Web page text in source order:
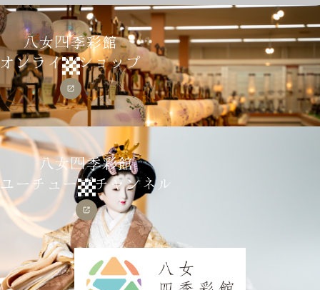
私たちの想い 企業情報
職人紹介 展示コレクション
よくあるご質問
トピックス
全件表示
イベント
三月
正月
コンタクト
お問合せフォーム
八女四季彩館
オンラインショップ
八女四季彩館
ユーチューブチャンネル